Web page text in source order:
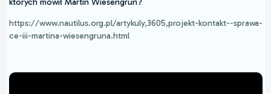
https://www.nautilus.org.pl/artykuly,3605,projekt-kontakt--sprawa-
ce-iii-martina-wiesengruna.html